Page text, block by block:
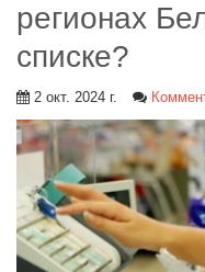
регионах
списке?
2 окт. 2024 г.